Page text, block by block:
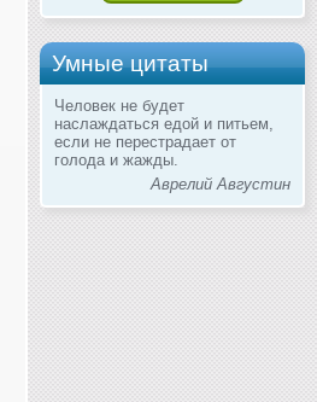
Умные цитаты
Человек не будет
наслаждаться едой и питьем,
если не перестрадает от
голода и жажды.
Аврелий Августин